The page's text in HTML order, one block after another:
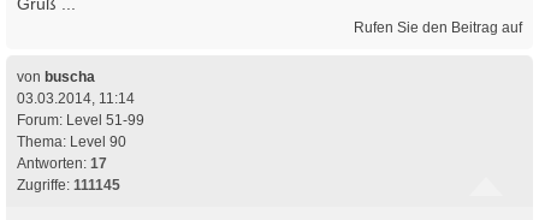
Rufen Sie den Beitrag auf
von buscha
03.03.2014, 11:14
Forum: Level 51-99
Thema: Level 90
Antworten: 17
Zugriffe: 111145